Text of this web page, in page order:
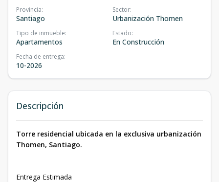
Provincia:
Santiago
Sector:
Urbanización Thomen
Tipo de inmueble:
Apartamentos
Estado:
En Construcción
Fecha de entrega:
10-2026
Descripción
Torre residencial ubicada en la exclusiva urbanización
Thomen, Santiago.
Entrega Estimada